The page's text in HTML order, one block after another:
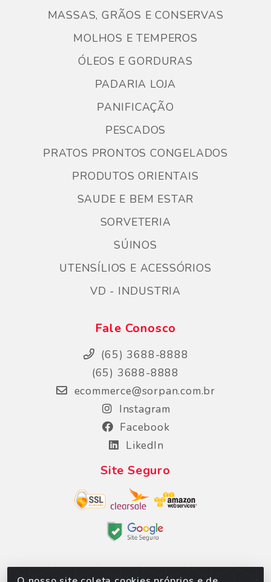
MASSAS, GRÃOS E CONSERVAS
MOLHOS E TEMPEROS
ÓLEOS E GORDURAS
PADARIA LOJA
PANIFICAÇÃO
PESCADOS
PRATOS PRONTOS CONGELADOS
PRODUTOS ORIENTAIS
SAUDE E BEM ESTAR
SORVETERIA
SÚINOS
UTENSÍLIOS E ACESSÓRIOS
VD - INDUSTRIA
Fale Conosco
(65) 3688-8888
(65) 3688-8888
ecommerce@sorpan.com.br
Instagram
Facebook
LikedIn
Site Seguro